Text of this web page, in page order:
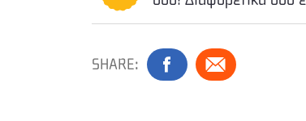
SHARE: